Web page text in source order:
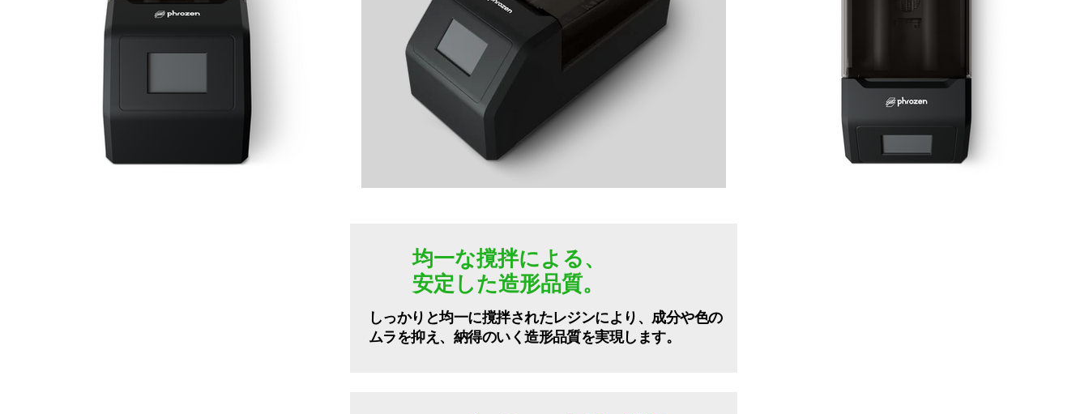
均一な撹拌による、
安定した造形品質。
しっかりと均一に撹拌されたレジンにより、成分や色の
ムラを抑え、納得のいく造形品質を実現します。